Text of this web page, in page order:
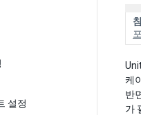
설정
케
반
가